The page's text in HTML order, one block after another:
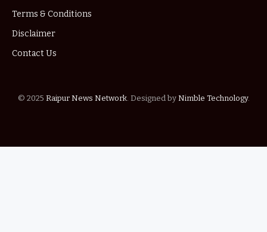
Terms & Conditions
Disclaimer
Contact Us
© 2025 Raipur News Network. Designed by Nimble Technology.